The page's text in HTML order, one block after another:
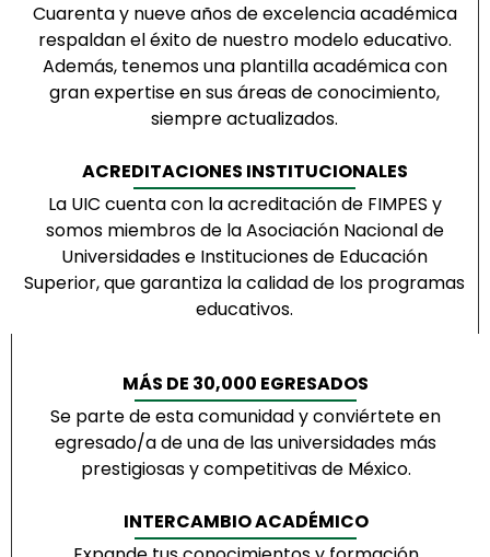
Cuarenta y nueve años de excelencia académica
respaldan el éxito de nuestro modelo educativo.
Además, tenemos una plantilla académica con
gran expertise en sus áreas de conocimiento,
siempre actualizados.
ACREDITACIONES INSTITUCIONALES
La UIC cuenta con la acreditación de FIMPES y
somos miembros de la Asociación Nacional de
Universidades e Instituciones de Educación
Superior, que garantiza la calidad de los programas
educativos.
MÁS DE 30,000 EGRESADOS
Se parte de esta comunidad y conviértete en
egresado/a de una de las universidades más
prestigiosas y competitivas de México.
INTERCAMBIO ACADÉMICO